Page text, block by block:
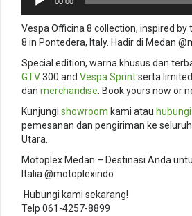
Vespa Officina 8 collection, inspired by
8 in Pontedera, Italy. Hadir di Medan
Special edition, warna khusus dan
GTV300 and Vespa Sprintserta
dan merchandise . Book yours now or
Kunjungi showroom kami atau hubungi
pemesanan dan pengiriman ke
Utara.
Motoplex Medan – Destinasi Anda
Italia @motoplexindo
️ Hubungi kami sekarang!
Telp 061-4257-8899